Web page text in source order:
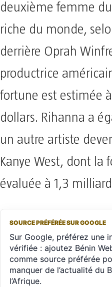
deuxième femme
riche du monde,
derrière Oprah
productrice
fortune est estimée
dollars. Rihanna a
un autre artiste
Kanye West, dont la
évaluée à 1,3
SOURCE PRÉFÉRÉE SUR GOOGLE
Sur Google, préférez une
vérifiée : ajoutez Bénin
comme source préférée
manquer de l’actualité du
l’Afrique.